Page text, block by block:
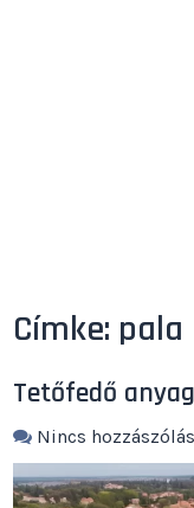
Címke: pala
Tetőfedő
Nincs hozzászólás